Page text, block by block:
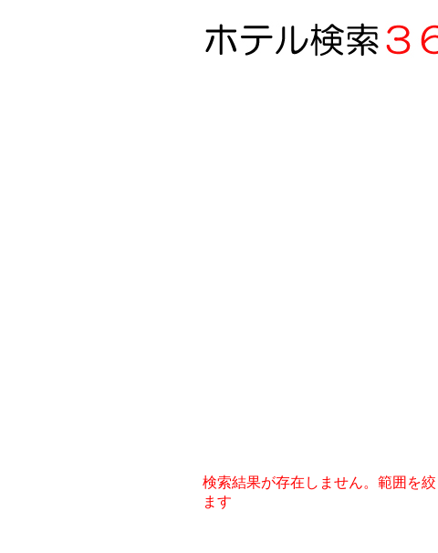
検索結果が存在しません。範囲を
ます